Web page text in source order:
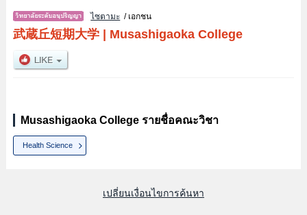
ไซตามะ / เอกชน
武蔵丘短期大学| Musashigaoka College
Musashigaoka College รายชื่อคณะวิชา
Health Science
เปลี่ยนเงื่อนไขการค้นหา